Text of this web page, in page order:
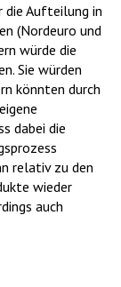
die Aufteilung in
(Nordeuro und
würde die
Sie würden
könnten durch
dabei die
relativ zu den
wieder
auch